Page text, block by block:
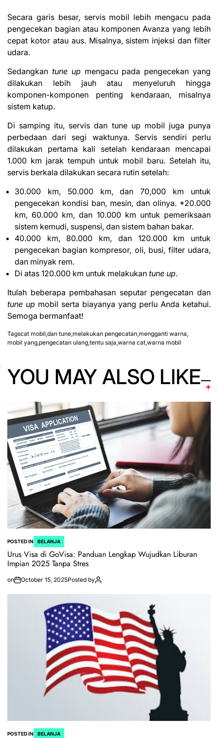
Secara garis besar, servis mobil lebih mengacu pada
pengecekan bagian atau komponen Avanza yang lebih
cepat kotor atau aus. Misalnya, sistem injeksi dan filter
udara.
Sedangkan tune up mengacu pada pengecekan yang
dilakukan lebih jauh atau menyeluruh hingga
komponen-komponen penting kendaraan, misalnya
sistem katup.
Di samping itu, servis dan tune up mobil juga punya
perbedaan dari segi waktunya. Servis sendiri perlu
dilakukan pertama kali setelah kendaraan mencapai
1.000 km jarak tempuh untuk mobil baru. Setelah itu,
servis berkala dilakukan secara rutin setelah:
30.000 km, 50.000 km, dan 70,000 km untuk
pengecekan kondisi ban, mesin, dan olinya. *20.000
km, 60.000 km, dan 10.000 km untuk pemeriksaan
sistem kemudi, suspensi, dan sistem bahan bakar.
40.000 km, 80.000 km, dan 120.000 km untuk
pengecekan bagian kompresor, oli, busi, filter udara,
dan minyak rem.
Di atas 120.000 km untuk melakukan tune up.
Itulah beberapa pembahasan seputar pengecatan dan
tune up mobil serta biayanya yang perlu Anda ketahui.
Semoga bermanfaat!
Tagscat mobil,dan tune,melakukan pengecatan,mengganti warna,
mobil yang,pengecatan ulang,tentu saja,warna cat,warna mobil
YOU MAY ALSO LIKE
POSTED IN BELANJA
Urus Visa di GoVisa: Panduan Lengkap Wujudkan Liburan
Impian 2025 Tanpa Stres
on October 15, 2025Posted by
POSTED IN BELANJA